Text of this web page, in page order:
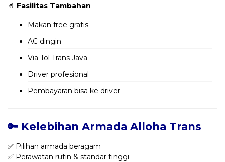
🥤 Fasilitas Tambahan
Makan free gratis
AC dingin
Via Tol Trans Java
Driver profesional
Pembayaran bisa ke driver
🔑 Kelebihan Armada Alloha Trans
✅ Pilihan armada beragam
✅ Perawatan rutin & standar tinggi